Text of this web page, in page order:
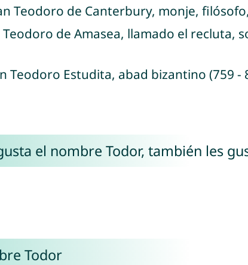
Teodoro de Canterbury, monje,
Teodoro de Amasea, llamado el recluta,
Teodoro Estudita, abad bizantino (759 -
el nombre Todor, también les
Todor